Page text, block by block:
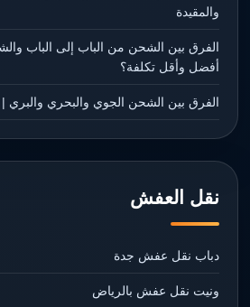
والمقيدة
الفرق بين الشحن من الباب إلى الباب
أفضل وأقل تكلفة؟
الفرق بين الشحن الجوي والبحري والبري
نقل العفش
دباب نقل عفش جدة
ونيت نقل عفش بالرياض